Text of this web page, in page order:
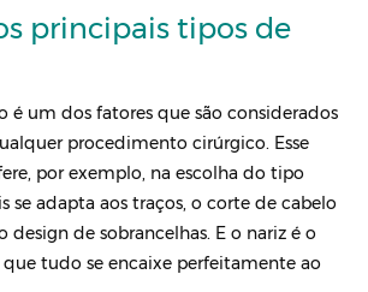
principais tipos de
é um dos fatores que são considerados
procedimento cirúrgico. Esse
por exemplo, na escolha do tipo
se adapta aos traços, o corte de cabelo
design de sobrancelhas. E o nariz é o
tudo se encaixe perfeitamente ao